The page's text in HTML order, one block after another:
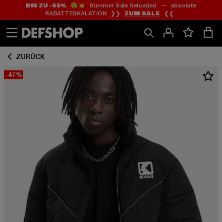
Zum
Inhalt
springen
Zum
Fußzeile
springen
BIS ZU -65%😲💥 Summer Sale Reloaded — absolute
RABATTESKALATION ❯❯ ZUM SALE ❮❮
ZURÜCK
-47%